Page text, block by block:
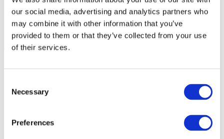
our social media, advertising and analytics partners who
may combine it with other information that you’ve
provided to them or that they’ve collected from your use
of their services.
Selection
Necessary
Preferences